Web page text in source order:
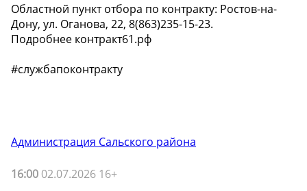
Областной пункт отбора по контракту: Ростов-на-
Дону, ул. Оганова, 22, ️8(863)235-15-23.
Подробнее контракт61.рф
#службапоконтракту
Администрация Сальского района
16:00 02.07.2026 16+